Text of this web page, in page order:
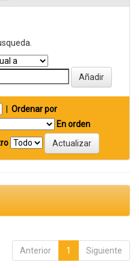
Ordenar por
En orden
Anterior 1 Siguiente